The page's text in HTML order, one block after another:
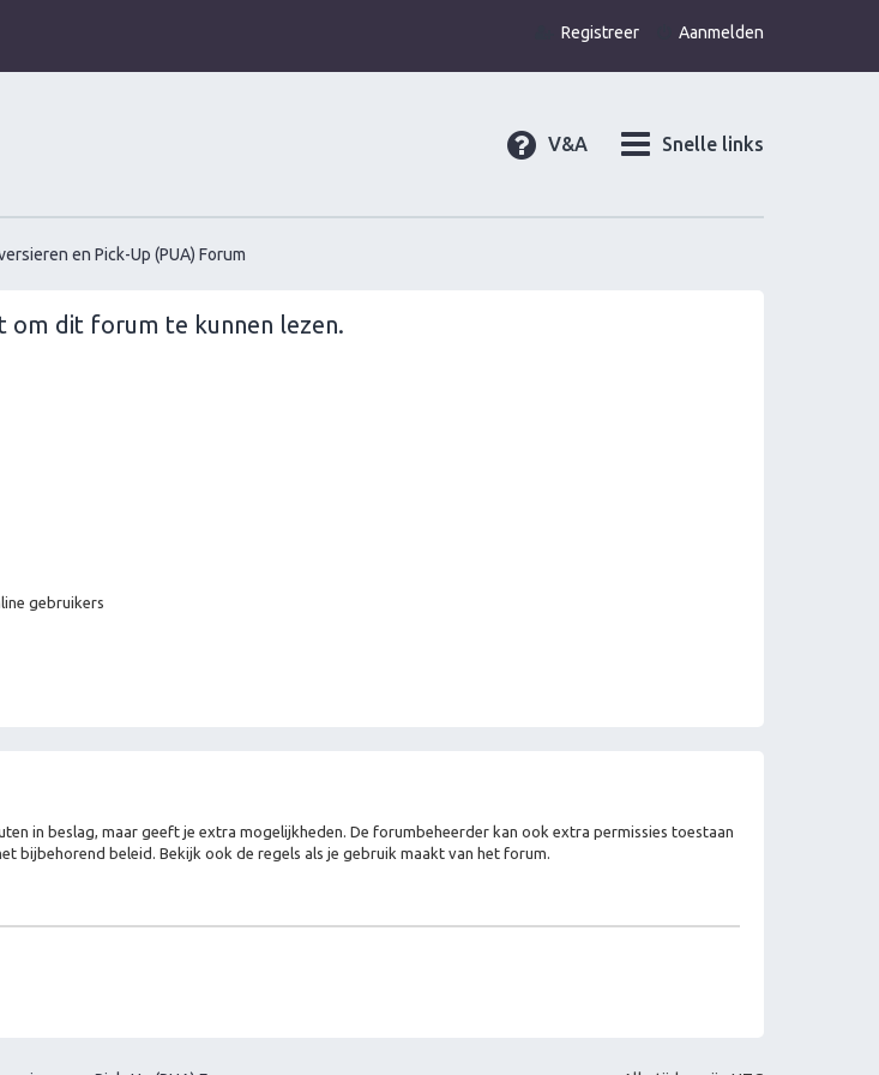
Aanmelden
Registreer
Snelle links
V&A
en Pick-Up (PUA) Forum
om dit forum te kunnen lezen.
gebruikers
in beslag, maar geeft je extra mogelijkheden. De forumbeheerder kan ook extra permissies toestaan
bijbehorend beleid. Bekijk ook de regels als je gebruik maakt van het forum.